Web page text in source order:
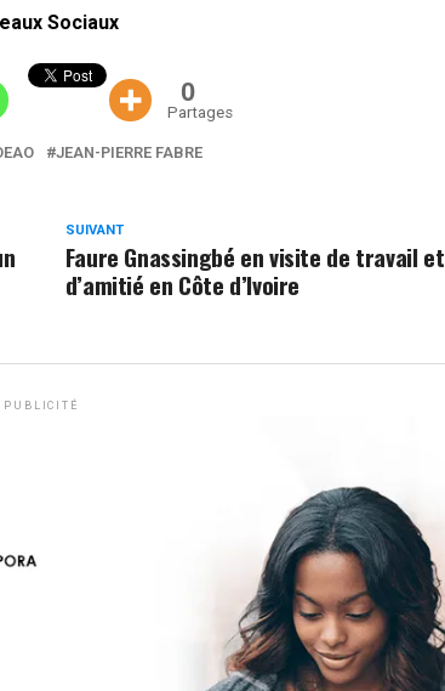
Sociaux
0
Partages
JEAN-PIERRE FABRE
SUIVANT
Faure Gnassingbé en visite de travail et
d’amitié en Côte d’Ivoire
PUBLICITÉ